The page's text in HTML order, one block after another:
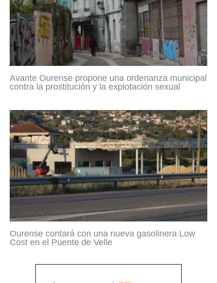
Avante Ourense propone una ordenanza municipal
contra la prostitución y la explotación sexual
Ourense contará con una nueva gasolinera Low
Cost en el Puente de Velle